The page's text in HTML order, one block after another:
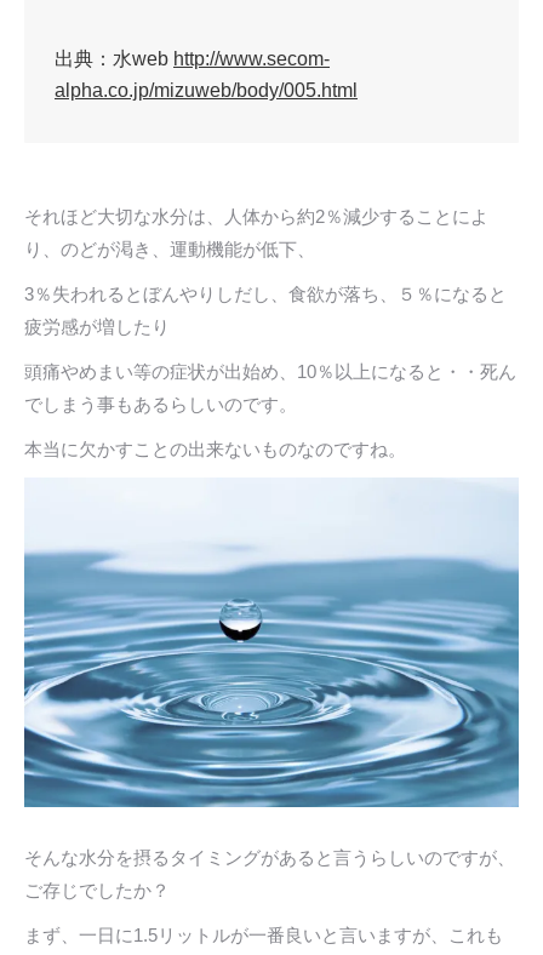
出典：水web http://www.secom-
alpha.co.jp/mizuweb/body/005.html
それほど大切な水分は、人体から約2％減少することによ
り、のどが渇き、運動機能が低下、
3％失われるとぼんやりしだし、食欲が落ち、５％になると
疲労感が増したり
頭痛やめまい等の症状が出始め、10％以上になると・・死ん
でしまう事もあるらしいのです。
本当に欠かすことの出来ないものなのですね。
そんな水分を摂るタイミングがあると言うらしいのですが、
ご存じでしたか？
まず、一日に1.5リットルが一番良いと言いますが、これも